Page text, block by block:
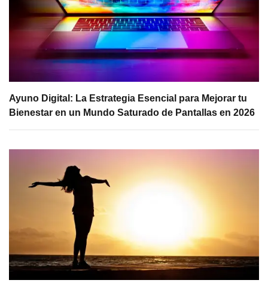
Ayuno Digital: La Estrategia Esencial para Mejorar tu
Bienestar en un Mundo Saturado de Pantallas en 2026